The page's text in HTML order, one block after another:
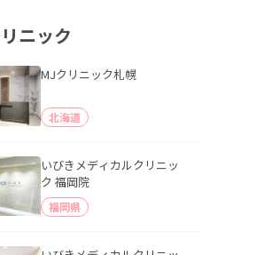
ニック
MJクリニック札幌
北海道
いびきメディカルクリニッ
ク 福岡院
福岡県